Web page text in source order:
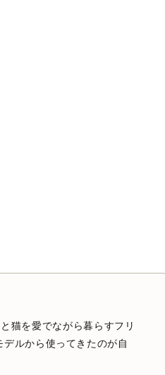
猫を愛でながら暮らすフリ
ルから使ってきたのが自